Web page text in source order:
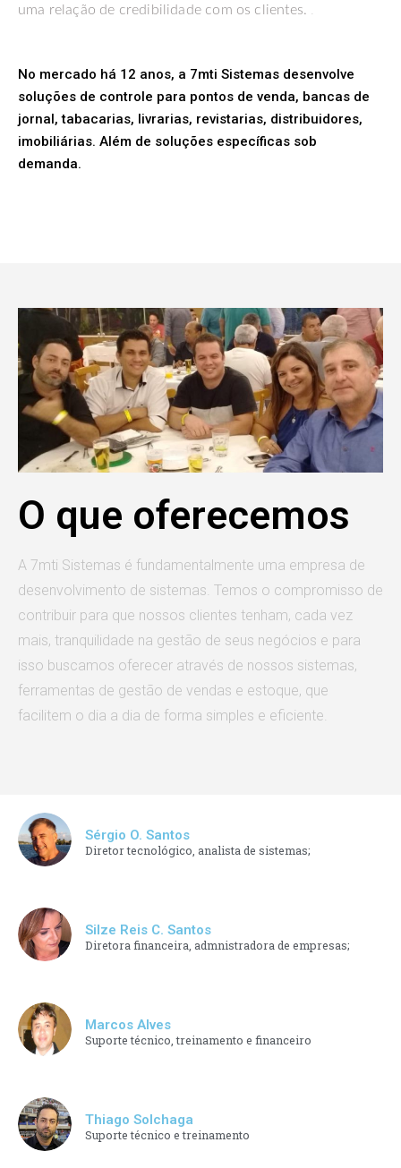
uma relação de credibilidade com os clientes. .
No mercado há 12 anos, a 7mti Sistemas desenvolve
soluções de controle para pontos de venda, bancas de
jornal, tabacarias, livrarias, revistarias, distribuidores,
imobiliárias. Além de soluções específicas sob
demanda.
O que oferecemos
A 7mti Sistemas é fundamentalmente uma empresa de
desenvolvimento de sistemas. Temos o compromisso de
contribuir para que nossos clientes tenham, cada vez
mais, tranquilidade na gestão de seus negócios e para
isso buscamos oferecer através de nossos sistemas,
ferramentas de gestão de vendas e estoque, que
facilitem o dia a dia de forma simples e eficiente.
Sérgio O. Santos
Diretor tecnológico, analista de sistemas;
Silze Reis C. Santos
Diretora financeira, admnistradora de empresas;
Marcos Alves
Suporte técnico, treinamento e financeiro
Thiago Solchaga
Suporte técnico e treinamento